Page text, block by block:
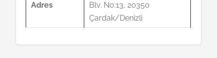
Adres
Blv. No:13, 20350
Çardak/Denizli